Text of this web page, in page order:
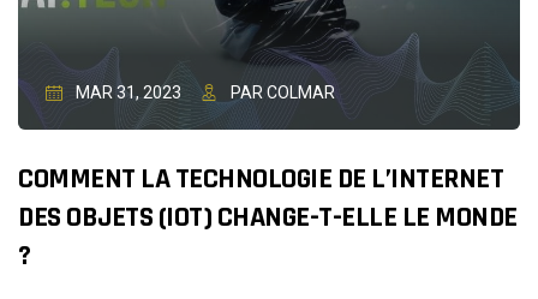
MAR 31, 2023 PAR COLMAR
COMMENT LA TECHNOLOGIE DE L’INTERNET
DES OBJETS (IOT) CHANGE-T-ELLE LE MONDE
?